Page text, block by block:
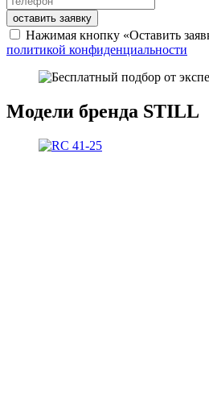
оставить заявку
Нажимая кнопку «Оставить
политикой конфиденциальности
Модели бренда STILL